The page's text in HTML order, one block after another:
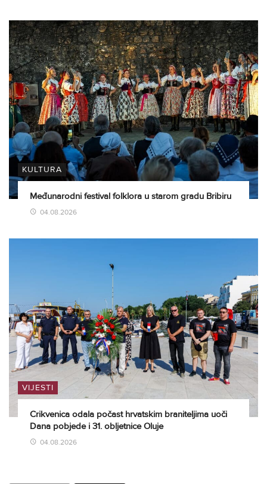
KULTURA
Međunarodni festival folklora u starom gradu Bribiru
04.08.2026
VIJESTI
Crikvenica odala počast hrvatskim braniteljima uoči
Dana pobjede i 31. obljetnice Oluje
04.08.2026